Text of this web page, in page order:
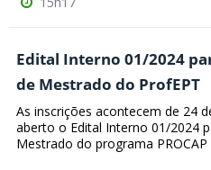
Edital Interno 01/2024
de Mestrado do ProfEPT
As inscrições acontecem de 24
aberto o Edital Interno 01/2024
Mestrado do programa PROCAP